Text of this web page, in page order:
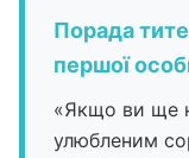
Порада
першої
«Якщо ви ще
улюбленим